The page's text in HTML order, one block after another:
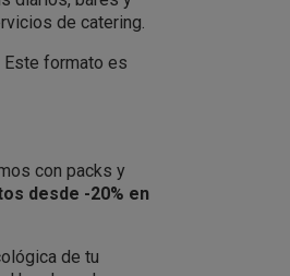
de catering.
Este formato es
con packs y
desde -20% en
de tu